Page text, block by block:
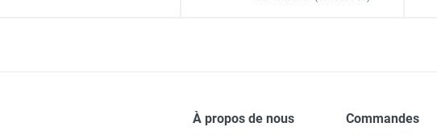
À propos de nous Commandes